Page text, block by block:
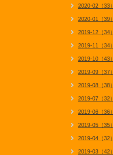
2020-02（33）
2020-01（39）
2019-12（34）
2019-11（34）
2019-10（43）
2019-09（37）
2019-08（38）
2019-07（32）
2019-06（36）
2019-05（35）
2019-04（32）
2019-03（42）